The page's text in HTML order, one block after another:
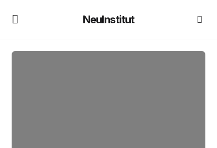
NeuInstitut